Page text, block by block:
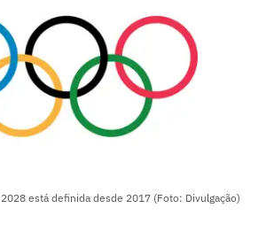
está definida desde 2017 (Foto: Divulgação)